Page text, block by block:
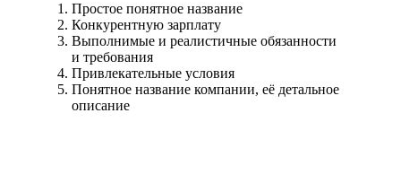
Простое понятное название
Конкурентную зарплату
Выполнимые и реалистичные обязанности
и требования
Привлекательные условия
Понятное название компании, её детальное
описание